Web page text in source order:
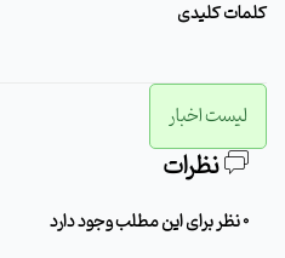
کلمات کلیدی
لیست اخبار
نظرات
0 نظر برای این مطلب وجود دارد